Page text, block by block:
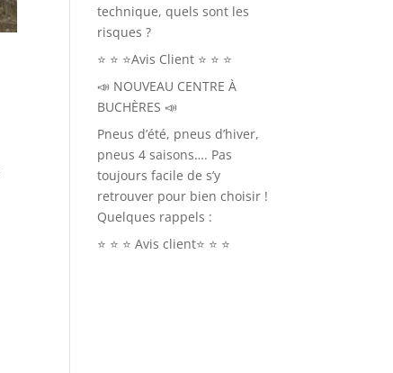
technique, quels sont les
risques ?
⭐ ⭐ ⭐Avis Client ⭐ ⭐ ⭐
📣 NOUVEAU CENTRE À
BUCHÈRES 📣
Pneus d’été, pneus d’hiver,
pneus 4 saisons…. Pas
toujours facile de s’y
retrouver pour bien choisir !
Quelques rappels :
⭐ ⭐ ⭐ Avis client⭐ ⭐ ⭐